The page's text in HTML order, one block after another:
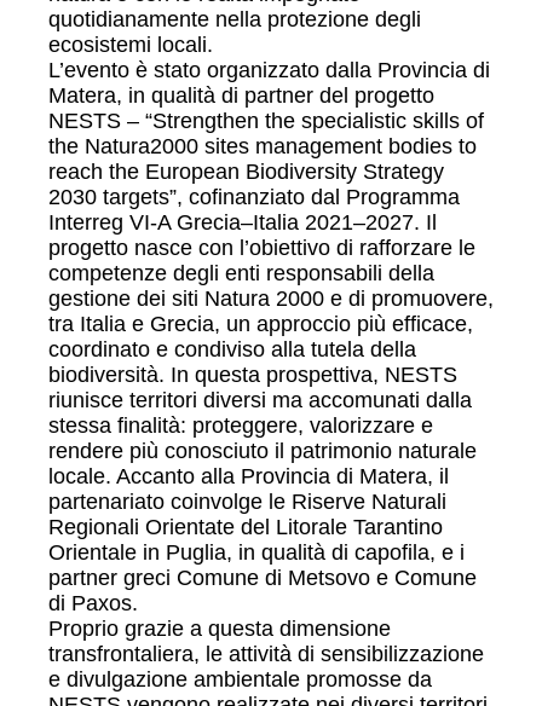
quotidianamente nella protezione degli
ecosistemi locali.
L’evento è stato organizzato dalla Provincia di
Matera, in qualità di partner del progetto
NESTS – “Strengthen the specialistic skills of
the Natura2000 sites management bodies to
reach the European Biodiversity Strategy
2030 targets”, cofinanziato dal Programma
Interreg VI-A Grecia–Italia 2021–2027. Il
progetto nasce con l’obiettivo di rafforzare le
competenze degli enti responsabili della
gestione dei siti Natura 2000 e di promuovere,
tra Italia e Grecia, un approccio più efficace,
coordinato e condiviso alla tutela della
biodiversità. In questa prospettiva, NESTS
riunisce territori diversi ma accomunati dalla
stessa finalità: proteggere, valorizzare e
rendere più conosciuto il patrimonio naturale
locale. Accanto alla Provincia di Matera, il
partenariato coinvolge le Riserve Naturali
Regionali Orientate del Litorale Tarantino
Orientale in Puglia, in qualità di capofila, e i
partner greci Comune di Metsovo e Comune
di Paxos.
Proprio grazie a questa dimensione
transfrontaliera, le attività di sensibilizzazione
e divulgazione ambientale promosse da